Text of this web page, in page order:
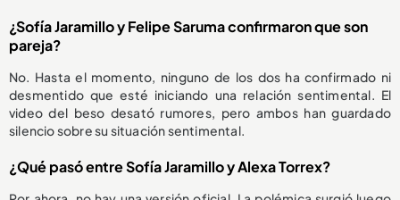
¿Sofía Jaramillo y Felipe Saruma confirmaron que son
pareja?
No. Hasta el momento, ninguno de los dos ha confirmado ni
desmentido que esté iniciando una relación sentimental. El
video del beso desató rumores, pero ambos han guardado
silencio sobre su situación sentimental.
¿Qué pasó entre Sofía Jaramillo y Alexa Torrex?